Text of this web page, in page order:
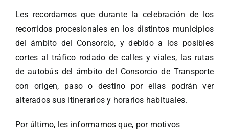
Les recordamos que durante la celebración de los
recorridos procesionales en los distintos municipios
del ámbito del Consorcio, y debido a los posibles
cortes al tráfico rodado de calles y viales, las rutas
de autobús del ámbito del Consorcio de Transporte
con origen, paso o destino por ellas podrán ver
alterados sus itinerarios y horarios habituales.
Por último, les informamos que, por motivos